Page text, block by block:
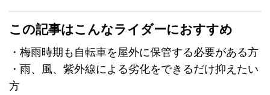
この記事はこんなライダーにおすすめ
・梅雨時期も自転車を屋外に保管する必要がある方
・雨、風、紫外線による劣化をできるだけ抑えたい
方